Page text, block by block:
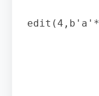
edit (4 , b'a' *